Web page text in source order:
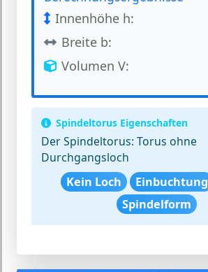
Innenhöhe h:
Breite b:
Volumen V:
Spindeltorus Eigenschaften
Der Spindeltorus: Torus ohne
Durchgangsloch
Kein Loch
Einbuchtung
Spindelform